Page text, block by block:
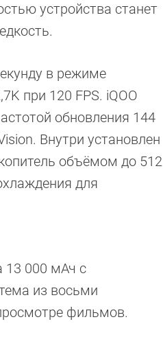
устройства станет
в режиме
при 120 FPS. iQOO
обновления 144
Внутри установлен
объёмом до 512
для
13 000 мАч с
из восьми
фильмов.